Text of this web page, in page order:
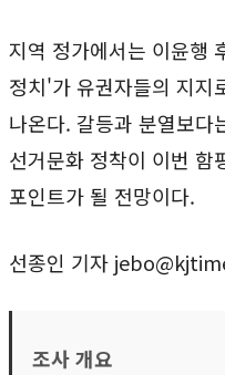
지역 정가에서는 이윤행
정치'가 유권자들의 지지
나온다. 갈등과 분열보다
선거문화 정착이 이번 함
포인트가 될 전망이다.
선종인 기자
조사 개요